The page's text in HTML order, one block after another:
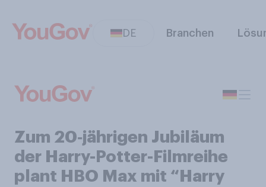
DE Branchen
Zum 20‑jährigen Jubiläum
der Harry-Potter-Filmreihe
plant HBO Max mit “Harry